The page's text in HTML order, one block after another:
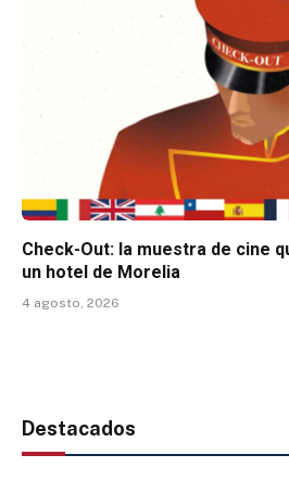
Check-Out: la muestra de cine
un hotel de Morelia
4 agosto, 2026
Destacados